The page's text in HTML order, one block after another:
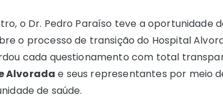
o Dr. Pedro Paraíso teve a oportunidade
o processo de transição do Hospital
cada questionamento com total
Alvorada e seus representantes por meio
de saúde.